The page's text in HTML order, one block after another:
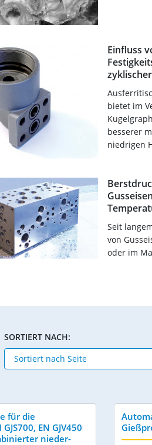
Einfluss
bietet im
besserer
niedrigen
Seit
von
oder im
SORTIERT NACH:
für die
EN GJV450
nieder-